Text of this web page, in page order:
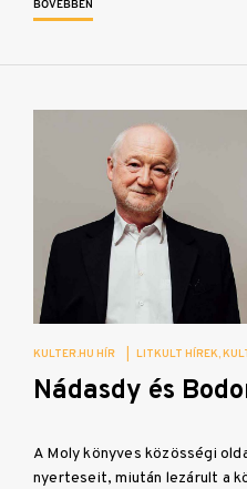
BŐVEBBEN
KULTER.HU HÍR LITKULT HÍREK
Nádasdy és
A Moly könyves közösségi
nyerteseit, miután lezárult a